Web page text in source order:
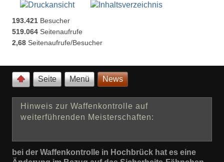
193.421 Besucher
519.064 Seitenaufrufe
2,68 Seitenaufrufe/Besucher
Seite Menü News
Hinweis zur Waffenkontrolle auf
weiterführenden Meisterschaften:
bei der Waffenkontrolle in Hochbrück hat es eine